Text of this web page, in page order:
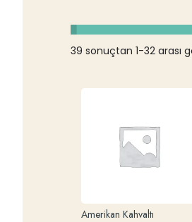
39 sonuçtan 1-32 arası
Amerikan Kahvaltı